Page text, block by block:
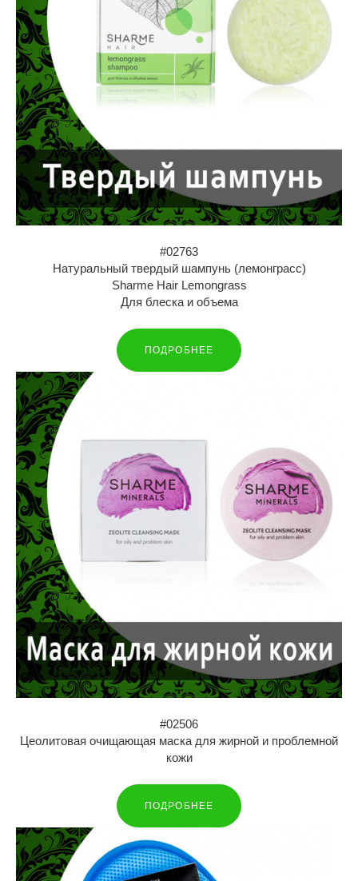
#02763
Натуральный твердый шампунь (лемонграсс)
Sharme Hair Lemongrass
Для блеска и объема
ПОДРОБНЕЕ
#02506
Цеолитовая очищающая маска для жирной и проблемной
кожи
ПОДРОБНЕЕ